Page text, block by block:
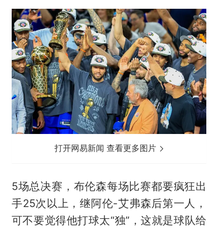
打开网易新闻 查看更多图片
5场总决赛，布伦森每场比赛都要疯狂出
手25次以上，继阿伦-艾弗森后第一人，
可不要觉得他打球太“独”，这就是球队给